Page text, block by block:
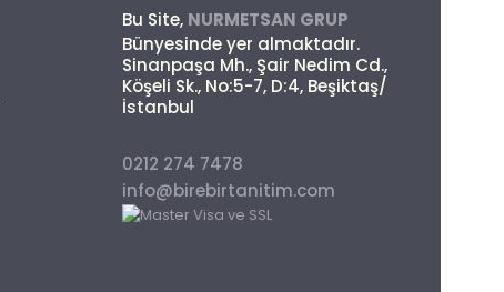
Bu Site, NURMETSAN GRUP
Bünyesinde yer almaktadır.
Sinanpaşa Mh., Şair Nedim Cd.,
Köşeli Sk., No:5-7, D:4, Beşiktaş/
İstanbul
0212 274 7478
info@birebirtanitim.com